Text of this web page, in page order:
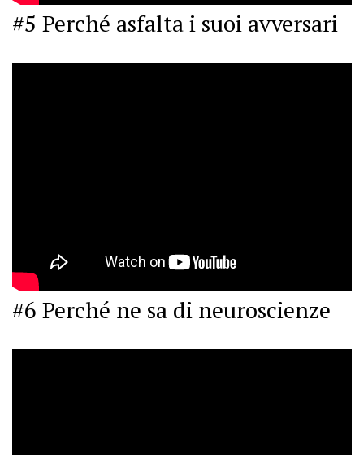
#5 Perché asfalta i suoi avversari
#6 Perché ne sa di neuroscienze